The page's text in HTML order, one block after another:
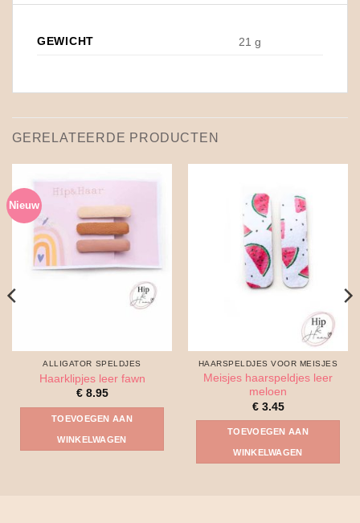
GEWICHT 21 g
GERELATEERDE PRODUCTEN
Nieuw
ALLIGATOR SPELDJES
Haarklipjes leer fawn
€8.95
TOEVOEGEN AAN
WINKELWAGEN
HAARSPELDJES VOOR MEISJES
Meisjes haarspeldjes leer
meloen
€3.45
TOEVOEGEN AAN
WINKELWAGEN